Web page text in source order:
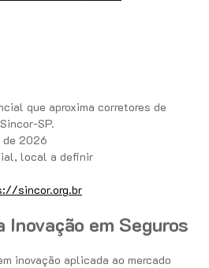
que aproxima corretores de
SP.
de 2026
local a definir
sincor.org.br
Inovação em Seguros
inovação aplicada ao mercado